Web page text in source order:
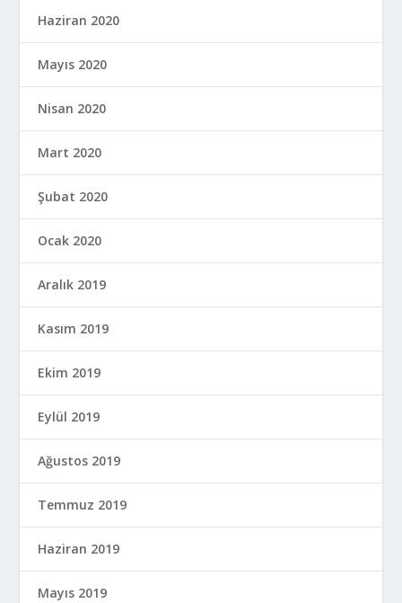
Haziran 2020
Mayıs 2020
Nisan 2020
Mart 2020
Şubat 2020
Ocak 2020
Aralık 2019
Kasım 2019
Ekim 2019
Eylül 2019
Ağustos 2019
Temmuz 2019
Haziran 2019
Mayıs 2019